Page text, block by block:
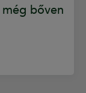
bőven